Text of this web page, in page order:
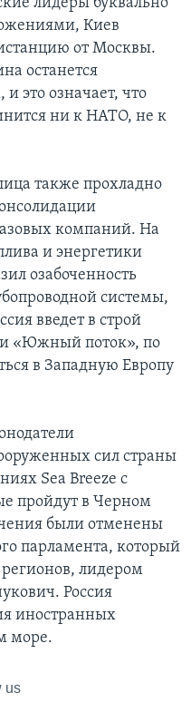
Киев
от Москвы.
останется
это означает, что
ни к НАТО, не к
также прохладно
компаний. На
и энергетики
озабоченность
системы,
введет в строй
«Южный поток», по
в Западную Европу
сил страны
Sea Breeze с
пройдут в Черном
были отменены
парламента, который
лидером
Россия
иностранных
море.
us